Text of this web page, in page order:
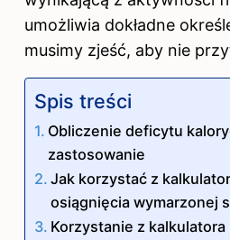
umożliwia dokładne
musimy zjeść, aby nie
Spis treści
Obliczenie deficytu
zastosowanie
Jak korzystać z
osiągnięcia wymarzonej
Korzystanie z kalkulatora